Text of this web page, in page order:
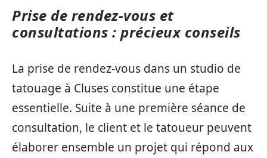
Prise de rendez-vous et
consultations : précieux conseils
La prise de rendez-vous dans un studio de
tatouage à Cluses constitue une étape
essentielle. Suite à une première séance de
consultation, le client et le tatoueur peuvent
élaborer ensemble un projet qui répond aux